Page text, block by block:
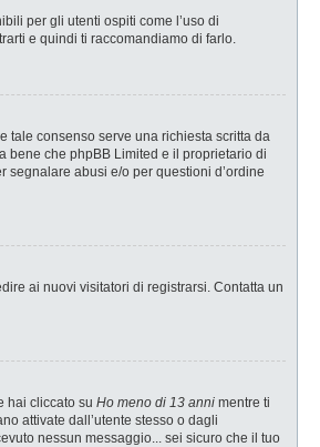
per gli utenti ospiti come l’uso di
e quindi ti raccomandiamo di farlo.
tale consenso serve una richiesta scritta da
bene che phpBB Limited e il proprietario di
abusi e/o per questioni d’ordine
ai nuovi visitatori di registrarsi. Contatta un
hai cliccato su Ho meno di 13 anni mentre ti
attivate dall’utente stesso o dagli
nessun messaggio... sei sicuro che il tuo